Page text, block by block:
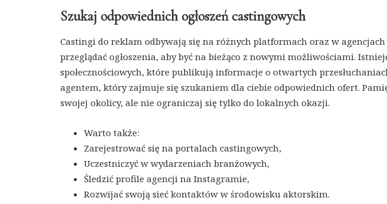
Szukaj odpowiednich ogłoszeń castingowych
Castingi do reklam odbywają się na różnych platformach oraz w
przeglądać ogłoszenia, aby być na bieżąco z nowymi możliwościami.
społecznościowych, które publikują informacje o otwartych
agentem, który zajmuje się szukaniem dla ciebie odpowiednich ofert.
swojej okolicy, ale nie ograniczaj się tylko do lokalnych okazji.
Warto także:
Zarejestrować się na portalach castingowych,
Uczestniczyć w wydarzeniach branżowych,
Śledzić profile agencji na Instagramie,
Rozwijać swoją sieć kontaktów w środowisku aktorskim.